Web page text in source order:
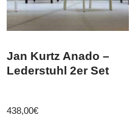
Jan Kurtz Anado –
Lederstuhl 2er Set
438,00€